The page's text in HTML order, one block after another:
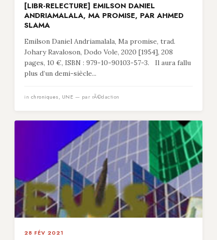
[LIBR-RELECTURE] EMILSON DANIEL
ANDRIAMALALA, MA PROMISE, PAR AHMED
SLAMA
Emilson Daniel Andriamalala, Ma promise, trad.
Johary Ravaloson, Dodo Vole, 2020 [1954], 208
pages, 10 €, ISBN : 979-10-90103-57-3. Il aura fallu
plus d’un demi-siècle...
in chroniques, UNE — par rÃ©daction
28 FÉV 2021